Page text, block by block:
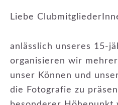
Liebe
anlässlich unseres 15-
organisieren wir
unser Können und
die Fotografie zu